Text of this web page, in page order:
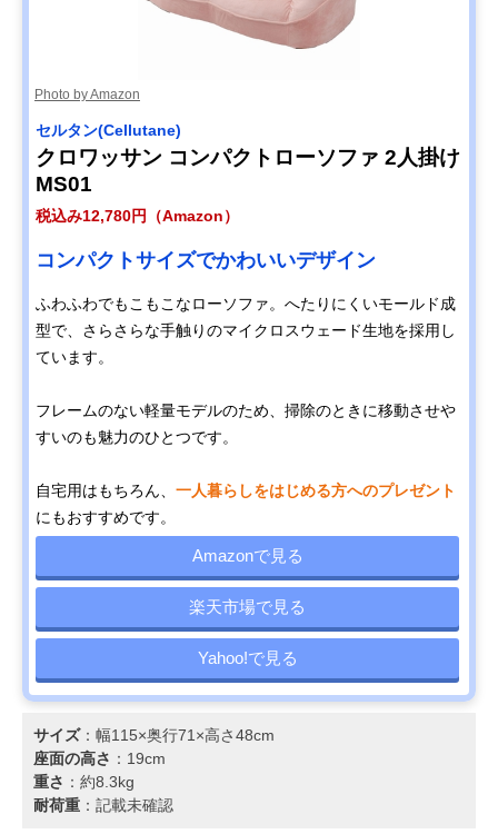
Photo by Amazon
セルタン(Cellutane)
クロワッサン コンパクトローソファ 2人掛け
MS01
税込み12,780円（Amazon）
コンパクトサイズでかわいいデザイン
ふわふわでもこもこなローソファ。へたりにくいモールド成
型で、さらさらな手触りのマイクロスウェード生地を採用し
ています。
フレームのない軽量モデルのため、掃除のときに移動させや
すいのも魅力のひとつです。
自宅用はもちろん、 一人暮らしをはじめる方へのプレゼント
にもおすすめです。
Amazonで見る
楽天市場で見る
Yahoo!で見る
サイズ：幅115×奥行71×高さ48cm
座面の高さ ：19cm
重さ ：約8.3kg
耐荷重 ：記載未確認